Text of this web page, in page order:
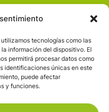
tecnologías como las
información del dispositivo. El
permitirá procesar datos como
identificaciones únicas en este
puede afectar
y funciones.